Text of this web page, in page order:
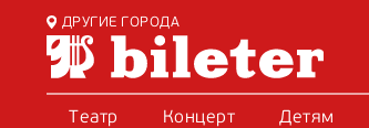
ДРУГИЕ ГОРОДА
Театр Концерт Детям